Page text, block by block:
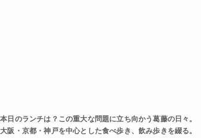
本日のランチは？この重大な問題に立ち向かう葛藤の日々。
大阪・京都・神戸を中心とした食べ歩き、飲み歩きを綴る。